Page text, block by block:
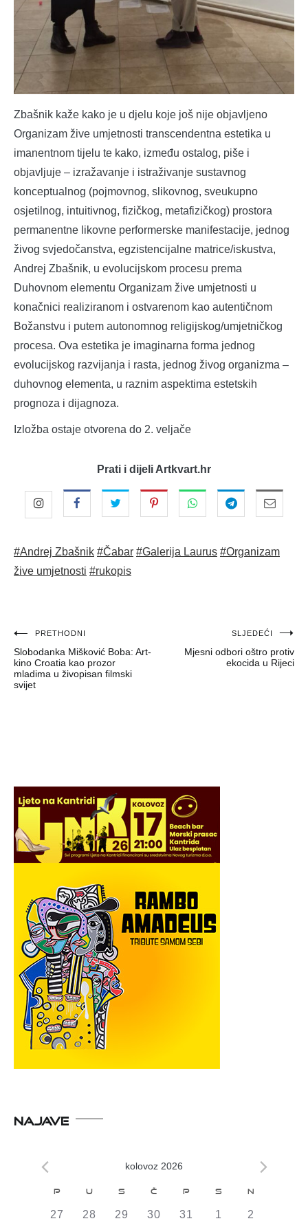
Zbašnik kaže kako je u djelu koje još nije objavljeno
Organizam žive umjetnosti transcendentna estetika u
imanentnom tijelu te kako, između ostalog, piše i
objavljuje – izražavanje i istraživanje sustavnog
konceptualnog (pojmovnog, slikovnog, sveukupno
osjetilnog, intuitivnog, fizičkog, metafizičkog) prostora
permanentne likovne performerske manifestacije, jednog
živog svjedočanstva, egzistencijalne matrice/iskustva,
Andrej Zbašnik, u evolucijskom procesu prema
Duhovnom elementu Organizam žive umjetnosti u
konačnici realiziranom i ostvarenom kao autentičnom
Božanstvu i putem autonomnog religijskog/umjetničkog
procesa. Ova estetika je imaginarna forma jednog
evolucijskog razvijanja i rasta, jednog živog organizma –
duhovnog elementa, u raznim aspektima estetskih
prognoza i dijagnoza.
Izložba ostaje otvorena do 2. veljače
Prati i dijeli Artkvart.hr
#Andrej Zbašnik #Čabar #Galerija Laurus #Organizam
žive umjetnosti #rukopis
Navigacija
objava
PRETHODNI
Slobodanka Mišković Boba: Art-
kino Croatia kao prozor
mladima u živopisan filmski
svijet
SLJEDEĆI
Mjesni odbori oštro protiv
ekocida u Rijeci
NAJAVE
kolovoz 2026
Kalendar
od
P U S Č P S N
0
27
0
28
0
29
0
30
0
31
0
1
0
2